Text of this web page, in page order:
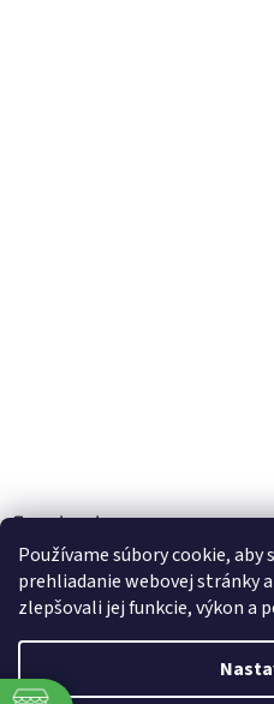
Používame súbory cookie,
prehliadanie webovej stránky
zlepšovali jej funkcie, výkon a
Facebook